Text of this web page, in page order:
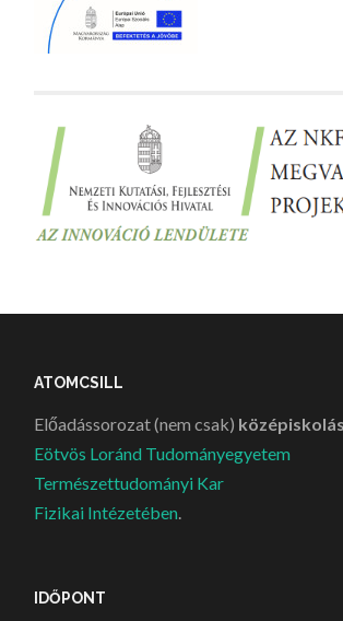
ATOMCSILL
Előadássorozat (nem csak)
Eötvös Loránd Tudományegyetem
Természettudományi Kar
Fizikai Intézetében
IDŐPONT